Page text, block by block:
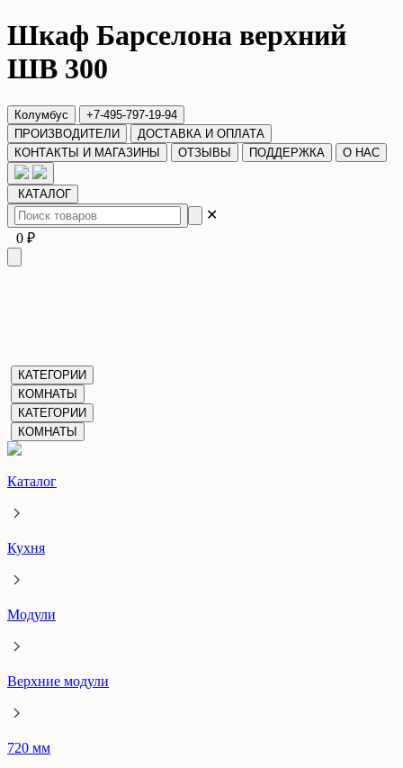
Шкаф Барселона верхний
ШВ 300
Колумбус
+7-495-797-19-94
ПРОИЗВОДИТЕЛИ
ДОСТАВКА И ОПЛАТА
КОНТАКТЫ И МАГАЗИНЫ
ОТЗЫВЫ ПОДДЕРЖКА О НАС
КАТАЛОГ
✕
0 ₽
КАТЕГОРИИ
КОМНАТЫ
КАТЕГОРИИ
КОМНАТЫ
Каталог
Кухня
Модули
Верхние модули
720 мм